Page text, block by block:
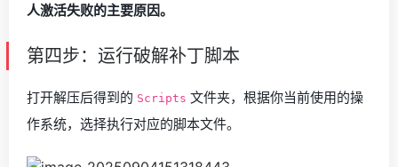
人激活失败的主要原因。
第四步：运行破解补丁脚本
打开解压后得到的 Scripts 文件夹，根据你当前使用的操
作系统，选择执行对应的脚本文件。